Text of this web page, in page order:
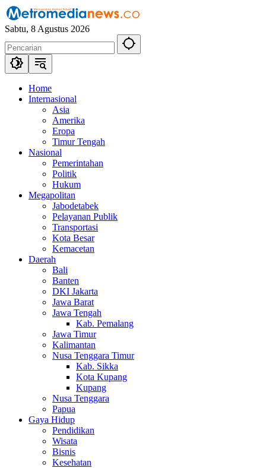
Langsung
ke
konten
Sabtu, 8 Agustus 2026
Home
Internasional
Asia
Amerika
Eropa
Timur Tengah
Nasional
Pemerintahan
Politik
Hukum
Megapolitan
Jabodetabek
Pelayanan Publik
Transportasi
Kota Besar
Kemacetan
Daerah
Bali
Banten
DKI Jakarta
Jawa Barat
Jawa Tengah
Kab. Pemalang
Jawa Timur
Kalimantan
Nusa Tenggara Timur
Kab. Sikka
Kota Kupang
Kupang
Nusa Tenggara
Papua
Gaya Hidup
Pendidikan
Wisata
Bisnis
Kesehatan